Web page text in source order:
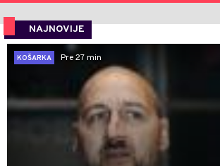
NAJNOVIJE
KOŠARKA
Pre 27 min